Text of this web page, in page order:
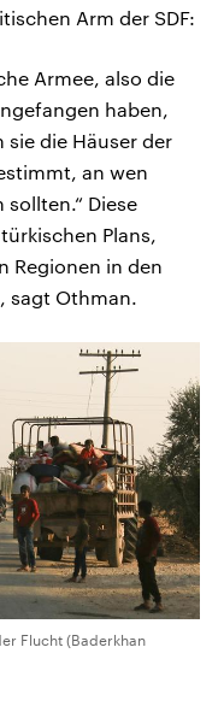
Arm der SDF:
Armee, also die
haben,
sie die Häuser der
an wen
Diese
Plans,
Regionen in den
sagt Othman.
Flucht (Baderkhan